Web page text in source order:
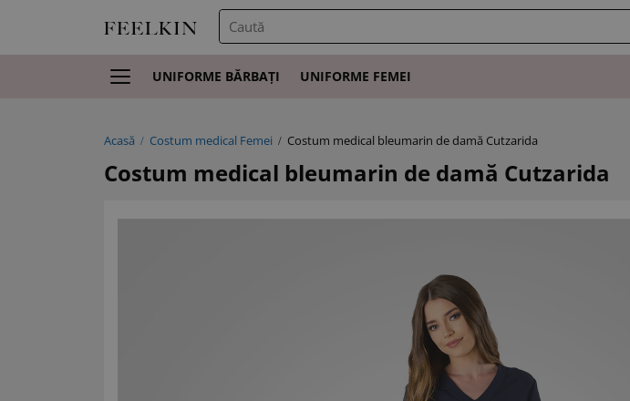
UNIFORME BĂRBAȚI UNIFORME FEMEI
Acasă Costum medical Femei Costum medical bleumarin de damă Cutzarida
Costum medical bleumarin de damă Cutzarida